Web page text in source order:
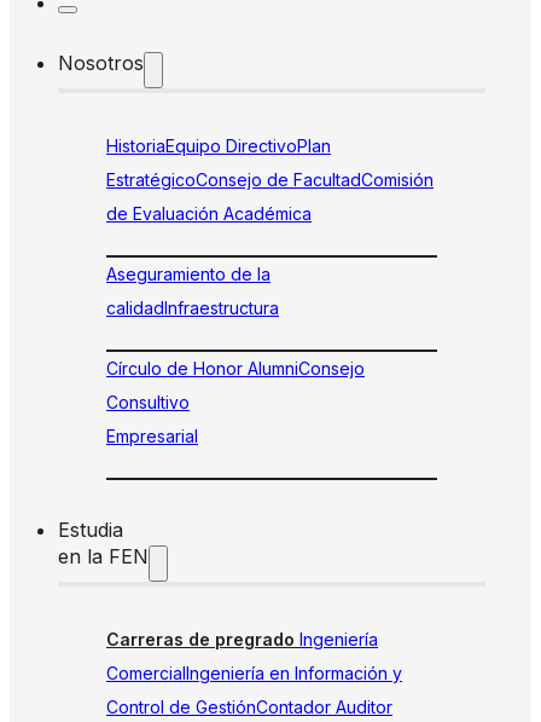
Nosotros
HistoriaEquipo DirectivoPlan
EstratégicoConsejo de FacultadComisión
de Evaluación Académica
Aseguramiento de la
calidadInfraestructura
Círculo de Honor AlumniConsejo
Consultivo
Empresarial
Estudia
en la FEN
Carreras de pregrado Ingeniería
ComercialIngeniería en Información y
Control de GestiónContador Auditor